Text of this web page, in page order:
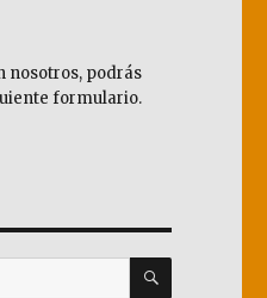
nosotros, podrás
formulario.
BUSCAR